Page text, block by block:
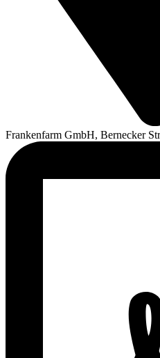
Frankenfarm GmbH, Bernecker